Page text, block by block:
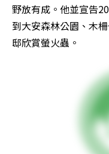
野放有成。他並宣告
到大安森林公園、木
邸欣賞螢火蟲。